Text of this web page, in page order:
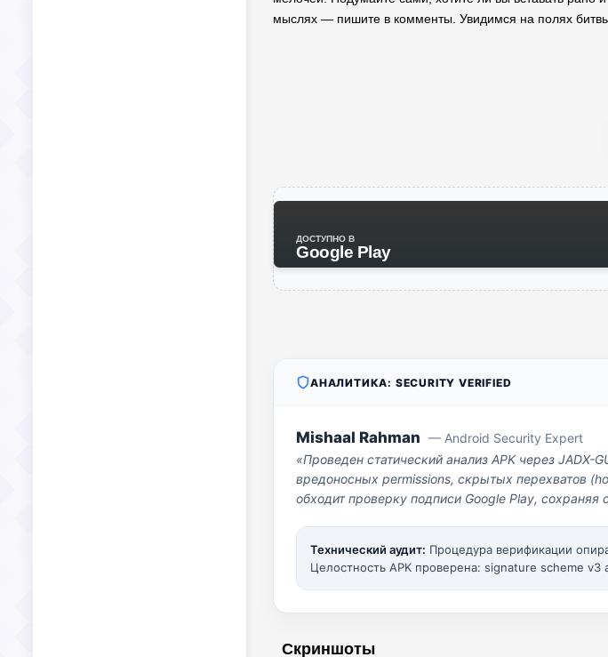
мыслях — пишите в комменты. Увидимся на полях
ДОСТУПНО В
Google Play
АНАЛИТИКА: SECURITY VERIFIED
Mishaal Rahman — Android Security Expert
«Проведен статический анализ APK через
вредоносных permissions, скрытых перехватов
обходит проверку подписи Google Play, сохраняя
Технический аудит: Процедура верификации
Целостность APK проверена: signature scheme
Скриншоты